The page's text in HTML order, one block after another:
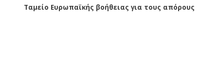
Ταμείο Ευρωπαϊκής βοήθειας για τους απόρους